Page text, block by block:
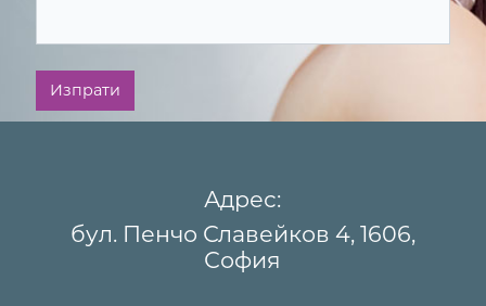
Изпрати
Адрес:
бул. Пенчо Славейков 4, 1606,
София